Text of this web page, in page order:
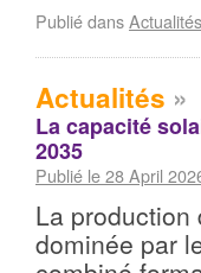
Publié dansActualités
Actualités »
La capacité
2035
Publié le 28 April
La production
dominée par